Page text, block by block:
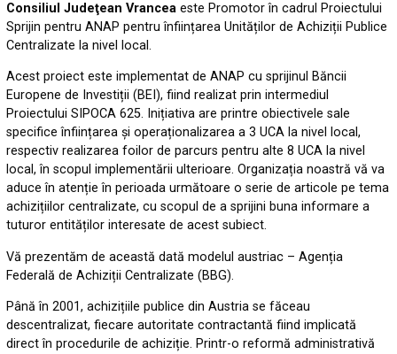
Consiliul Judeţean Vrancea este Promotor în cadrul Proiectului
Sprijin pentru ANAP pentru înființarea Unităților de Achiziții Publice
Centralizate la nivel local.
Acest proiect este implementat de ANAP cu sprijinul Băncii
Europene de Investiții (BEI), fiind realizat prin intermediul
Proiectului SIPOCA 625. Inițiativa are printre obiectivele sale
specifice înființarea și operaționalizarea a 3 UCA la nivel local,
respectiv realizarea foilor de parcurs pentru alte 8 UCA la nivel
local, în scopul implementării ulterioare. Organizația noastră vă va
aduce în atenție în perioada următoare o serie de articole pe tema
achizițiilor centralizate, cu scopul de a sprijini buna informare a
tuturor entităților interesate de acest subiect.
Vă prezentăm de această dată modelul austriac – Agenția
Federală de Achiziții Centralizate (BBG).
Până în 2001, achizițiile publice din Austria se făceau
descentralizat, fiecare autoritate contractantă fiind implicată
direct în procedurile de achiziție. Printr-o reformă administrativă